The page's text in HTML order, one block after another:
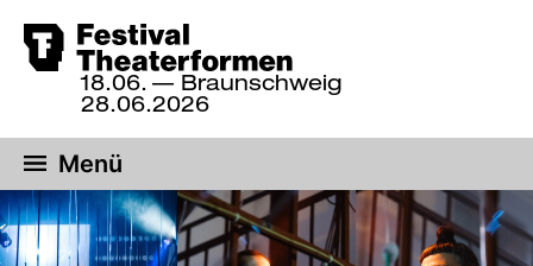
Zum
Hauptinhalt
springen
18.
bis
28.
Juni
2026,
Braunschweig
18.06.
28.06.2026
— Braunschweig
Menü